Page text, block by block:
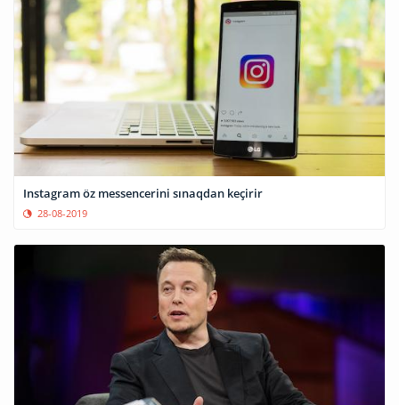
Instagram öz messencerini sınaqdan keçirir
28-08-2019